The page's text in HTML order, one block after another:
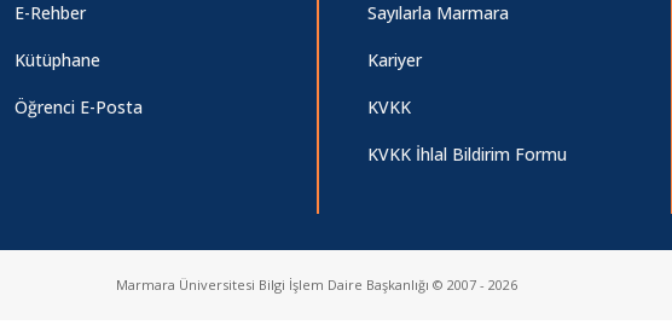
E-Rehber
Kütüphane
Öğrenci E-Posta
Sayılarla Marmara
Kariyer
KVKK
KVKK İhlal Bildirim Formu
Marmara Üniversitesi Bilgi İşlem Daire Başkanlığı © 2007 - 2026